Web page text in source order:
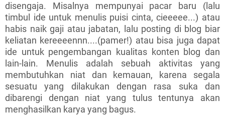
disengaja. Misalnya mempunyai pacar baru (lalu
timbul ide untuk menulis puisi cinta, cieeeee...) atau
habis naik gaji atau jabatan, lalu posting di blog biar
keliatan kereeeennn....(pamer!) atau bisa juga dapat
ide untuk pengembangan kualitas konten blog dan
lain-lain. Menulis adalah sebuah aktivitas yang
membutuhkan niat dan kemauan, karena segala
sesuatu yang dilakukan dengan rasa suka dan
dibarengi dengan niat yang tulus tentunya akan
menghasilkan karya yang bagus.